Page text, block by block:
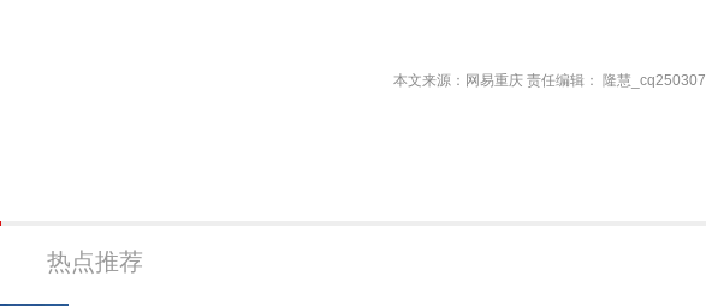
本文来源：网易重庆 责任编辑： 隆慧_cq250307
热点推荐